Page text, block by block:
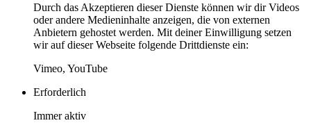
Durch das Akzeptieren dieser Dienste können wir dir Videos
oder andere Medieninhalte anzeigen, die von externen
Anbietern gehostet werden. Mit deiner Einwilligung setzen
wir auf dieser Webseite folgende Drittdienste ein:
Vimeo, YouTube
Erforderlich
Immer aktiv